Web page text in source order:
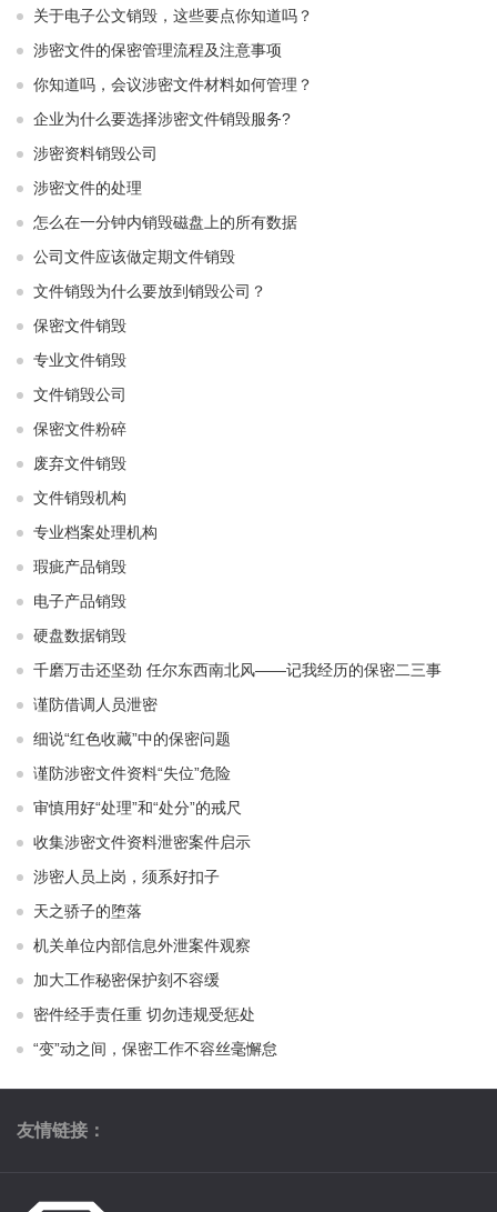
关于电子公文销毁，这些要点你知道吗？
涉密文件的保密管理流程及注意事项
你知道吗，会议涉密文件材料如何管理？
企业为什么要选择涉密文件销毁服务?
涉密资料销毁公司
涉密文件的处理
怎么在一分钟内销毁磁盘上的所有数据
公司文件应该做定期文件销毁
文件销毁为什么要放到销毁公司？
保密文件销毁
专业文件销毁
文件销毁公司
保密文件粉碎
废弃文件销毁
文件销毁机构
专业档案处理机构
瑕疵产品销毁
电子产品销毁
硬盘数据销毁
千磨万击还坚劲 任尔东西南北风——记我经历的保密二三事
谨防借调人员泄密
细说“红色收藏”中的保密问题
谨防涉密文件资料“失位”危险
审慎用好“处理”和“处分”的戒尺
收集涉密文件资料泄密案件启示
涉密人员上岗，须系好扣子
天之骄子的堕落
机关单位内部信息外泄案件观察
加大工作秘密保护刻不容缓
密件经手责任重 切勿违规受惩处
“变”动之间，保密工作不容丝毫懈怠
友情链接：